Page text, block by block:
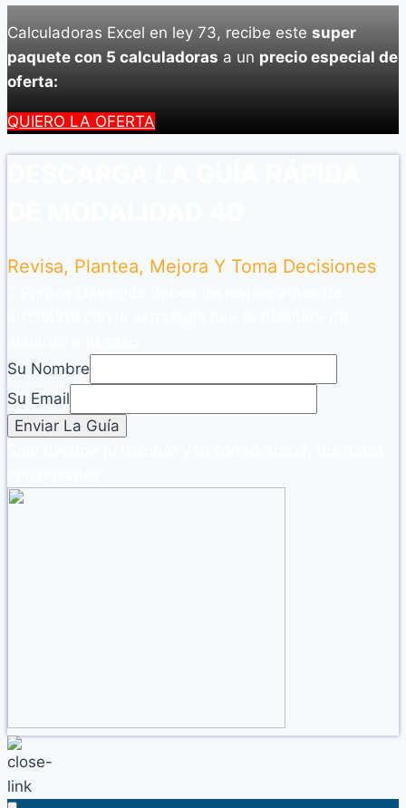
Calculadoras Excel en ley 73, recibe este super
paquete con 5 calculadoras a un precio especial de
oferta:
QUIERO LA OFERTA
Revisa, Plantea, Mejora Y Toma Decisiones
Su Nombre
Su Email